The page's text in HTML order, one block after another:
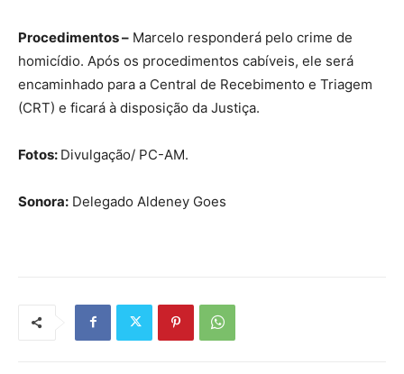
Procedimentos – Marcelo responderá pelo crime de
homicídio. Após os procedimentos cabíveis, ele será
encaminhado para a Central de Recebimento e Triagem
(CRT) e ficará à disposição da Justiça.
Fotos: Divulgação/ PC-AM.
Sonora: Delegado Aldeney Goes